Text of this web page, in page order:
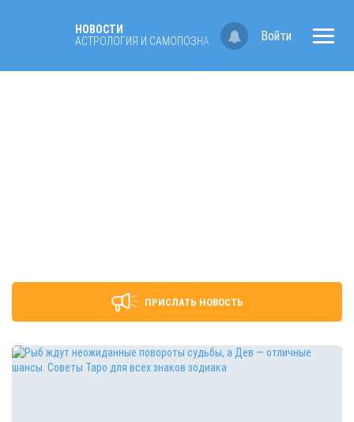
НОВОСТИ
Войти
ПРИСЛАТЬ НОВОСТЬ